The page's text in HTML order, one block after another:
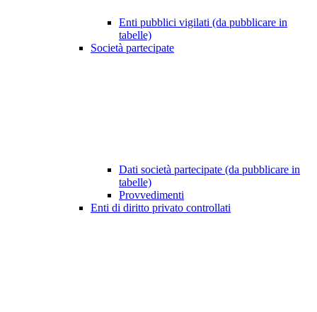
Enti pubblici vigilati (da pubblicare in
tabelle)
Società partecipate
Dati società partecipate (da pubblicare in
tabelle)
Provvedimenti
Enti di diritto privato controllati